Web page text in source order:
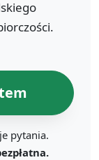
pytania.